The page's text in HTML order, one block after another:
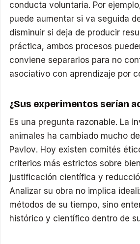
conducta voluntaria. Por
puede aumentar si va seguida
disminuir si deja de producir
práctica, ambos procesos
conviene separarlos para no
asociativo con aprendizaje por
¿Sus experimentos serían
Es una pregunta razonable. La
animales ha cambiado mucho
Pavlov. Hoy existen comités
criterios más estrictos sobre
justificación científica y
Analizar su obra no implica
métodos de su tiempo, sino
histórico y científico dentro de